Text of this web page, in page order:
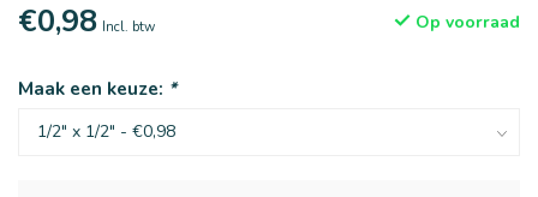
€0,98 Incl. btw Op voorraad
Maak een keuze: *